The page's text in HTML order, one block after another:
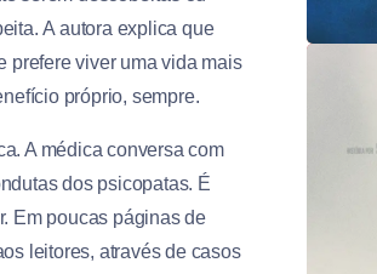
A autora explica que
prefere viver uma vida mais
próprio, sempre.
A médica conversa com
dos psicopatas. É
Em poucas páginas de
leitores, através de casos